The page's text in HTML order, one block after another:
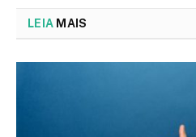
LEIA MAIS